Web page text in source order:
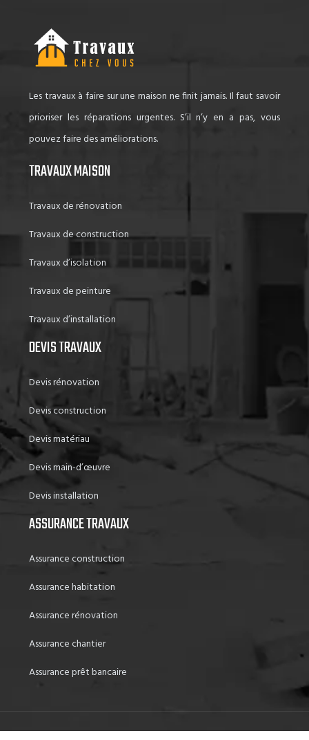
Les travaux à faire sur une maison ne finit jamais. Il faut savoir
prioriser les réparations urgentes. S’il n’y en a pas, vous
pouvez faire des améliorations.
TRAVAUX MAISON
Travaux de rénovation
Travaux de construction
Travaux d’isolation
Travaux de peinture
Travaux d’installation
DEVIS TRAVAUX
Devis rénovation
Devis construction
Devis matériau
Devis main-d’œuvre
Devis installation
ASSURANCE TRAVAUX
Assurance construction
Assurance habitation
Assurance rénovation
Assurance chantier
Assurance prêt bancaire